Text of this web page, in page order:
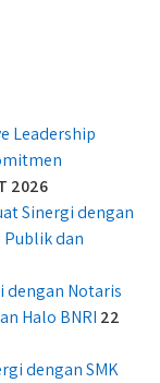
Leadership
2026
Sinergi dengan
dan
dengan Notaris
Halo BNRI 22
dengan SMK